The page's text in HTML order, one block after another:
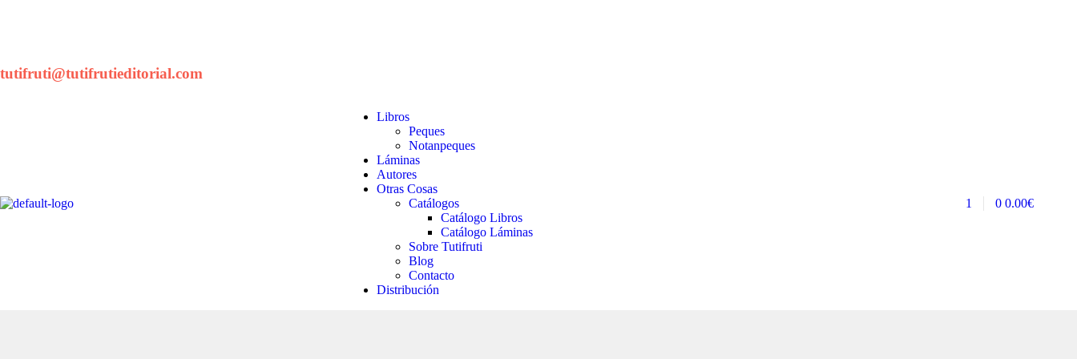
tutifruti@tutifrutieditorial.com
Libros
Peques
Notanpeques
Láminas
Autores
Otras Cosas
Catálogos
Catálogo Libros
Catálogo Láminas
Sobre Tutifruti
Blog
Contacto
Distribución
1 0 0.00€